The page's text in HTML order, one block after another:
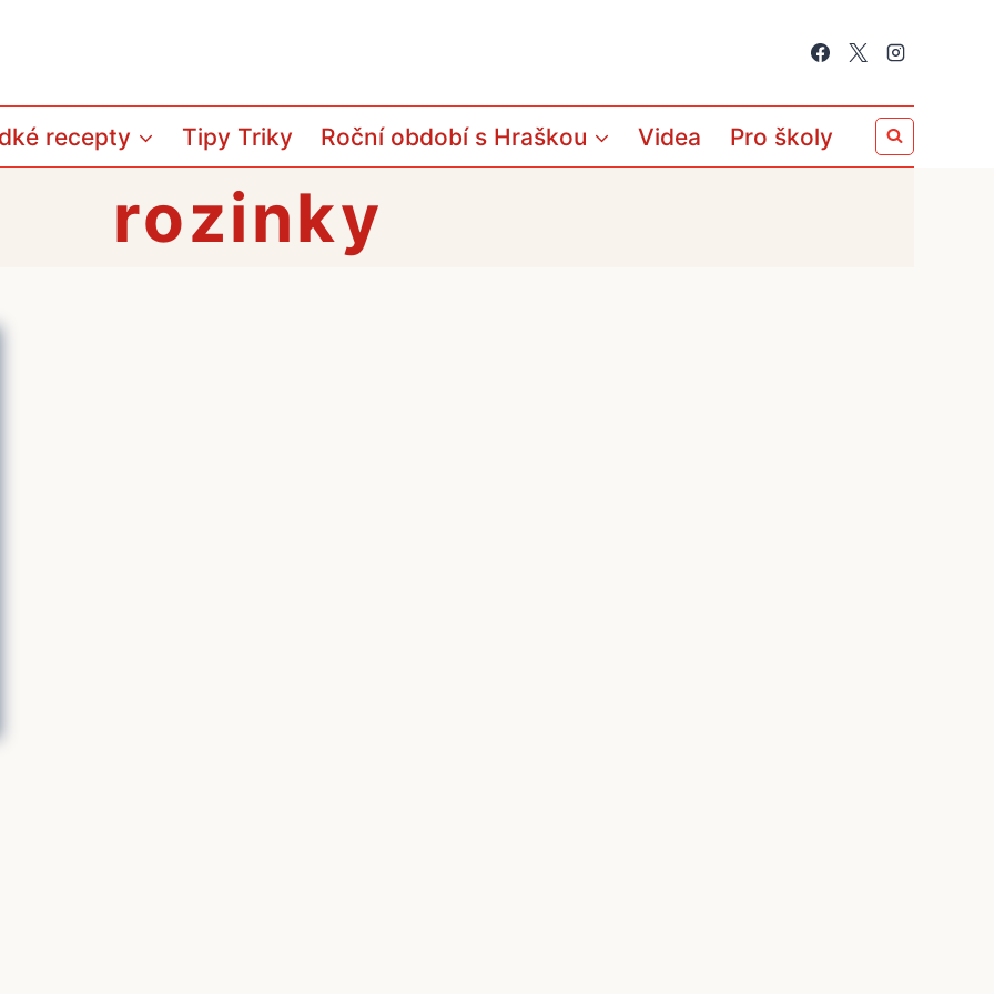
recepty Tipy Triky Roční období s Hraškou Videa Pro školy
rozinky